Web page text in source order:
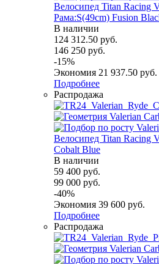
Велосипед Titan Racing
Рама:S(49cm) Fusion
В наличии
124 312.50 руб.
146 250 руб.
-15%
Экономия 21 937.50 руб.
Подробнее
Распродажа
Велосипед Titan Racing
Cobalt Blue
В наличии
59 400 руб.
99 000 руб.
-40%
Экономия 39 600 руб.
Подробнее
Распродажа